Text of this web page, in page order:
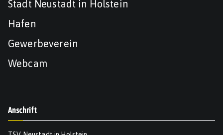
Stadt Neustadt in Holstein
Hafen
Gewerbeverein
Webcam
Anschrift